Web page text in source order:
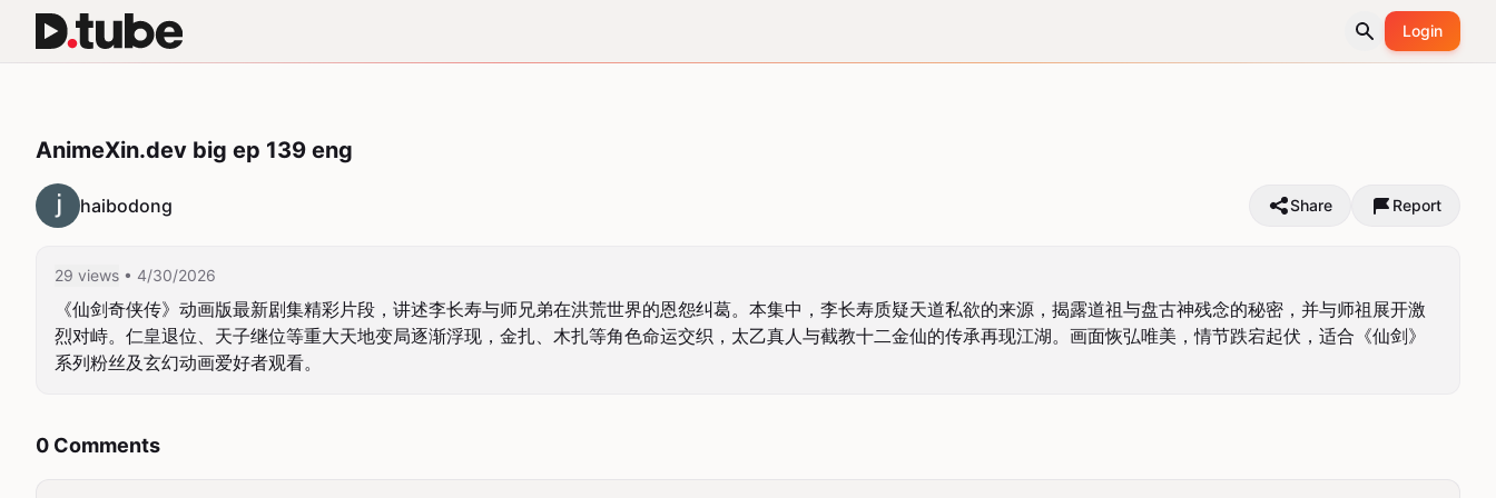
Login
AnimeXin.dev big ep 139 eng
haibodong Share Report
29 views • 4/30/2026
《仙剑奇侠传》动画版最新剧集精彩片段，讲述李长寿与师兄弟在洪荒世界的恩怨纠葛。本集中，李长寿质疑天道私欲的来源，揭露道祖与盘古神残念的秘密，并与师祖展开激
烈对峙。仁皇退位、天子继位等重大天地变局逐渐浮现，金扎、木扎等角色命运交织，太乙真人与截教十二金仙的传承再现江湖。画面恢弘唯美，情节跌宕起伏，适合《仙剑》
系列粉丝及玄幻动画爱好者观看。
0 Comments